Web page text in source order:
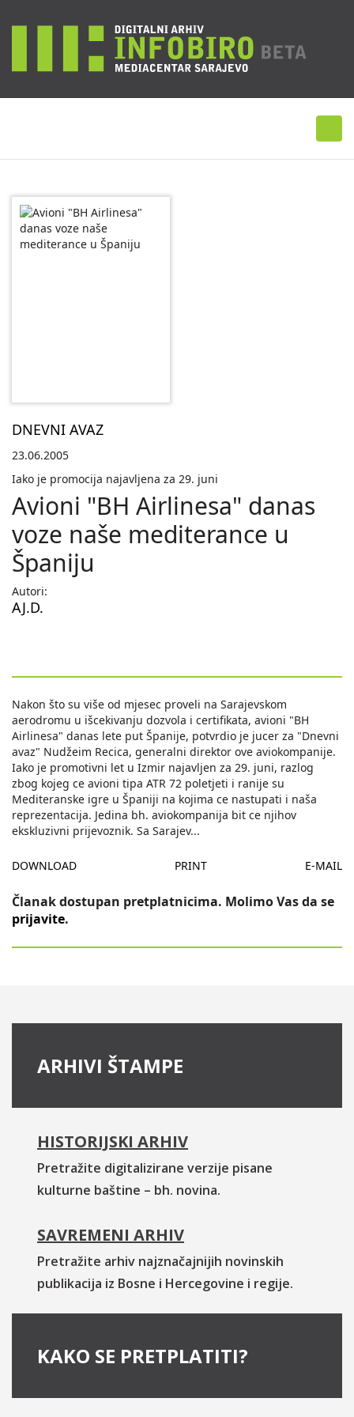
DNEVNI AVAZ
23.06.2005
Iako je promocija najavljena za 29. juni
Avioni "BH Airlinesa" danas
voze naše mediterance u
Španiju
Autori:
AJ.D.
Nakon što su više od mjesec proveli na Sarajevskom
aerodromu u išcekivanju dozvola i certifikata, avioni "BH
Airlinesa" danas lete put Španije, potvrdio je jucer za "Dnevni
avaz" Nudžeim Recica, generalni direktor ove aviokompanije.
Iako je promotivni let u Izmir najavljen za 29. juni, razlog
zbog kojeg ce avioni tipa ATR 72 poletjeti i ranije su
Mediteranske igre u Španiji na kojima ce nastupati i naša
reprezentacija. Jedina bh. aviokompanija bit ce njihov
ekskluzivni prijevoznik. Sa Sarajev...
DOWNLOAD PRINT E-MAIL
Članak dostupan pretplatnicima. Molimo Vas da se
prijavite.
ARHIVI ŠTAMPE
HISTORIJSKI ARHIV
Pretražite digitalizirane verzije pisane
kulturne baštine – bh. novina.
SAVREMENI ARHIV
Pretražite arhiv najznačajnijih novinskih
publikacija iz Bosne i Hercegovine i regije.
KAKO SE PRETPLATITI?